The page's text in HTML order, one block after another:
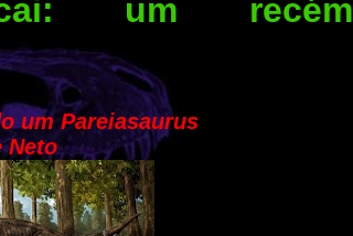
um recém
um Pareiasaurus
Neto